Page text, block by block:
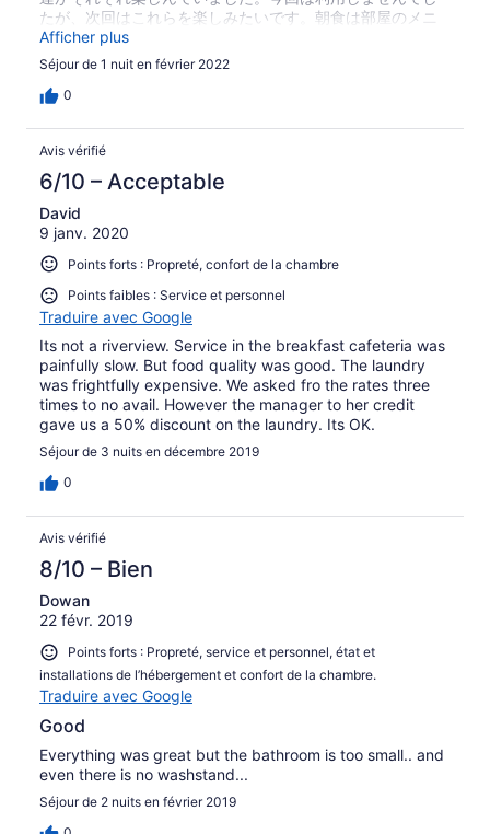
たが、次回はこれらを楽しみたいです。朝食は部屋のメニ
ューでフロントに注文して部屋で食べました。部屋はそこ
そこ広くて、シャワーはお湯も出て問題ないレベルと思い
ます。
Afficher plus
Séjour de 1 nuit en février 2022
0
Avis vérifié
6/10 – Acceptable
David
9 janv. 2020
Points forts : Propreté, confort de la chambre
Points faibles : Service et personnel
Traduire avec Google
Its not a riverview. Service in the breakfast cafeteria was
painfully slow. But food quality was good. The laundry
was frightfully expensive. We asked fro the rates three
times to no avail. However the manager to her credit
gave us a 50% discount on the laundry. Its OK.
Séjour de 3 nuits en décembre 2019
0
Avis vérifié
8/10 – Bien
Dowan
22 févr. 2019
Points forts : Propreté, service et personnel, état et
installations de l’hébergement et confort de la chambre.
Traduire avec Google
Good
Everything was great but the bathroom is too small.. and
even there is no washstand...
Séjour de 2 nuits en février 2019